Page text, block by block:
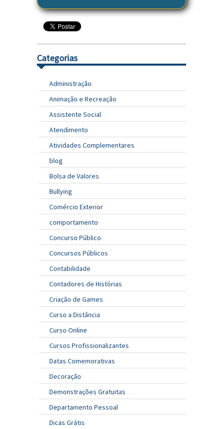
Categorias
Administração
Animação e Recreação
Assistente Social
Atendimento
Atividades Complementares
blog
Bolsa de Valores
Bullying
Comércio Exterior
comportamento
Concurso Público
Concursos Públicos
Contabilidade
Contadores de Histórias
Criação de Games
Curso a Distância
Curso Online
Cursos Profissionalizantes
Datas Comemorativas
Decoração
Demonstrações Gratuitas
Departamento Pessoal
Dicas Grátis